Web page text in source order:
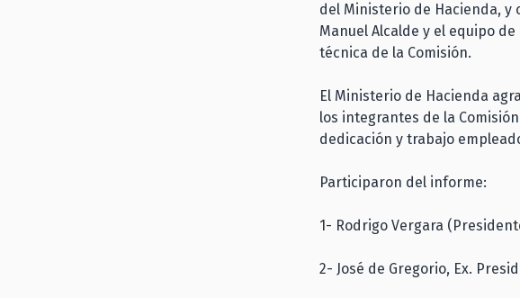
del Ministerio de Hacienda,
Manuel Alcalde y el equipo
técnica de la Comisión.
El Ministerio de Hacienda
los integrantes de la
dedicación y trabajo
Participaron del informe:
1- Rodrigo Vergara
2- José de Gregorio, Ex.